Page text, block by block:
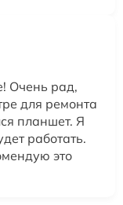
Очень рад,
для ремонта
планшет. Я
работать.
это